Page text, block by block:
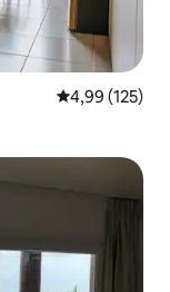
Gemiddelde
4,99 (125)